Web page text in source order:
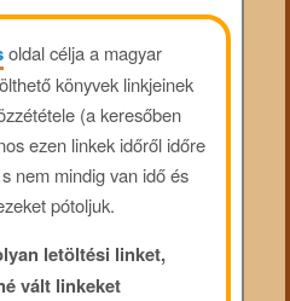
oldal célja a magyar
könyvek linkjeinek
(a keresőben
ezen linkek időről időre
nem mindig van idő és
pótoljuk.
letöltési linket,
vált linkeket